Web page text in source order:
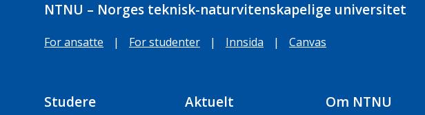
NTNU – Norges teknisk-naturvitenskapelige universitet
For ansatte | For studenter | Innsida | Canvas
Studere Aktuelt Om NTNU